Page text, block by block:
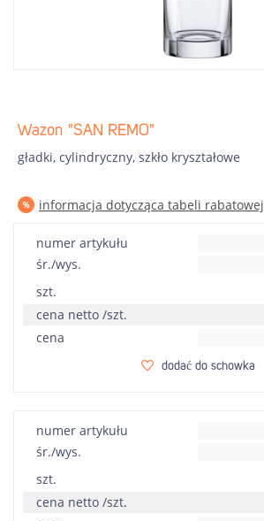
Wazon "SAN REMO"
gładki, cylindryczny, szkło kryształowe
informacja dotycząca tabeli rabatowej
numer artykułu
śr./wys.
szt.
cena netto /szt.
cena
dodać do schowka
numer artykułu
śr./wys.
szt.
cena netto /szt.